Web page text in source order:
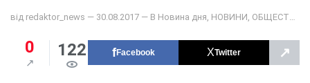
від redaktor_news — 30.08.2017 — В Новина дня НОВИНИ ОБЩЕСТВО
0 122 Facebook Twitter ↗